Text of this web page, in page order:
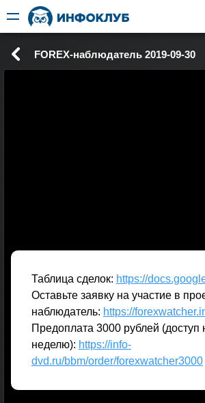
FOREX-наблюдатель 2019-09-30
Таблица сделок: https://
Оставьте заявку на участие в
наблюдатель: https://
Предоплата 3000 рублей (доступ
неделю): https://info-
dvd.ru/bbm/order/forexwatcher3000